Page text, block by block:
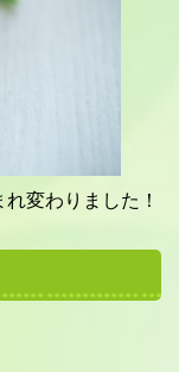
変わりました！